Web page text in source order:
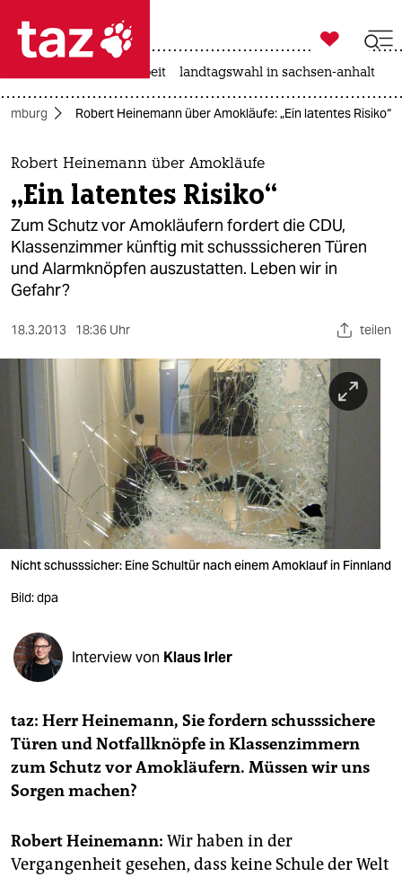
 taz zahl ich
taz zahl ich
themen
politik
öko
gesellschaft
kultur
sport
berlin
nord
wahrheit
verlag
verlag
veranstaltungen
shop
fragen & hilfe
abo
genossenschaft

taz zahl ich
arbeit landtagswahl in sachsen-anhalt
Robert Heinemann über Amokläufe: „Ein latentes Risiko“
Robert Heinemann über Amokläufe
„Ein latentes Risiko“
Zum Schutz vor Amokläufern fordert die CDU,
Klassenzimmer künftig mit schusssicheren Türen
und Alarmknöpfen auszustatten. Leben wir in
Gefahr?
18.3.2013 18:36 Uhr teilen
Nicht schusssicher: Eine Schultür nach einem Amoklauf in Finnland
Bild: dpa
Interview von Klaus Irler
taz: Herr Heinemann, Sie fordern schusssichere
Türen und Notfallknöpfe in Klassenzimmern
zum Schutz vor Amokläufern. Müssen wir uns
Sorgen machen?
Robert Heinemann: Wir haben in der
Vergangenheit gesehen, dass keine Schule der Welt